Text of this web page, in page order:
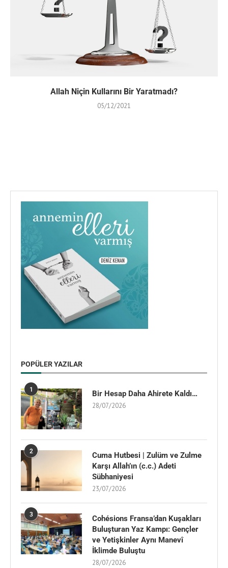
Allah Niçin Kullarını Bir Yaratmadı?
05/12/2021
POPÜLER YAZILAR
1 Bir Hesap Daha Ahirete Kaldı…
28/07/2026
2
Cuma Hutbesi | Zulüm ve Zulme
Karşı Allah’ın (c.c.) Adeti
Sübhaniyesi
23/07/2026
3
Cohésions Fransa’dan Kuşakları
Buluşturan Yaz Kampı: Gençler
ve Yetişkinler Aynı Manevî
İklimde Buluştu
28/07/2026